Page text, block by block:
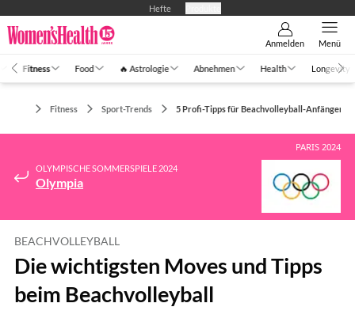
Hefte
Anmelden Menü
Fitness Food 🔥 Astrologie Abnehmen Health Longevity
Fitness Sport-Trends 5 Profi-Tipps für Beachvolleyball-Anfänger
OLYMPISCHE SOMMERSPIELE 2024
Olympia
PARIS 2024
BEACHVOLLEYBALL
Die wichtigsten Moves und Tipps
beim Beachvolleyball